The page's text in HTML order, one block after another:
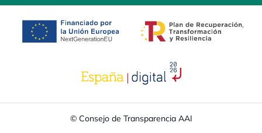
se abre en una pestaña nuevase abre en una
se abre en una pestaña
© Consejo de Transparencia AAI